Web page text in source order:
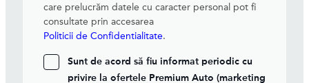
care prelucrăm datele cu caracter personal pot fi
consultate prin accesarea
Politicii de Confidentialitate.
Sunt de acord să fiu informat periodic cu
privire la ofertele Premium Auto (marketing